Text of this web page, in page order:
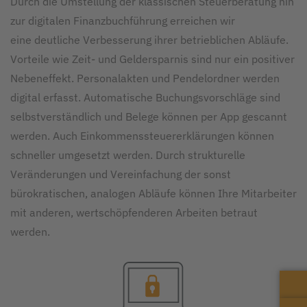
zur digitalen Finanzbuchführung erreichen wir
eine deutliche Verbesserung ihrer betrieblichen Abläufe.
Vorteile wie Zeit- und Geldersparnis sind nur ein positiver
Nebeneffekt. Personalakten und Pendelordner werden
digital erfasst. Automatische Buchungs­vorschläge sind
selbstverständlich und Belege können per App gescannt
werden. Auch Einkommenssteuer­erklärungen können
schneller umge­setzt werden. Durch strukturelle
Veränderungen und Vereinfachung der sonst
bürokratischen, analogen Abläufe können Ihre Mitarbeiter
mit anderen, wertschöpfenderen Arbeiten betraut
werden.